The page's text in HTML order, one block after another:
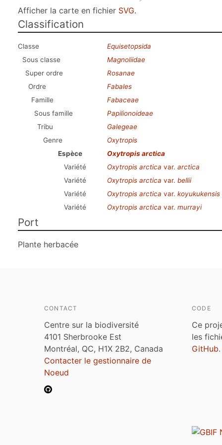
Afficher la carte en fichier SVG.
Classification
Classe
Equisetopsida
Sous classe
Magnoliidae
Super ordre
Rosanae
Ordre
Fabales
Famille
Fabaceae
Sous famille
Papilionoideae
Tribu
Galegeae
Genre
Oxytropis
Espèce
Oxytropis arctica
Variété
Oxytropis arctica var. arctica
Variété
Oxytropis arctica var. bellii
Variété
Oxytropis arctica var. koyukukensis
Variété
Oxytropis arctica var. murrayi
Port
Plante herbacée
CONTACT
Centre sur la biodiversité
4101 Sherbrooke Est
Montréal, QC, H1X 2B2, Canada
Contacter le gestionnaire de
Noeud
CODE
Ce
les
GitHub.